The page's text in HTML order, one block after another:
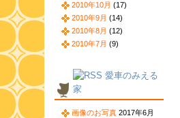
2010年10月 (17)
2010年9月 (14)
2010年8月 (12)
2010年7月 (9)
愛車のみえる
家
画像のお写真 2017年6月